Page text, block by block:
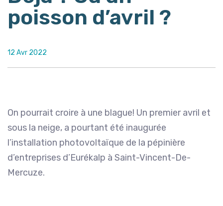
poisson d’avril ?
12 Avr 2022
On pourrait croire à une blague! Un premier avril et
sous la neige, a pourtant été inaugurée
l’installation photovoltaïque de la pépinière
d’entreprises d’Eurékalp à Saint-Vincent-De-
Mercuze.